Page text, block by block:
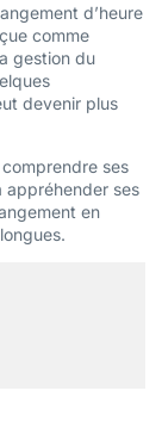
d’heure
comme
gestion du
devenir plus
ses
appréhender ses
en